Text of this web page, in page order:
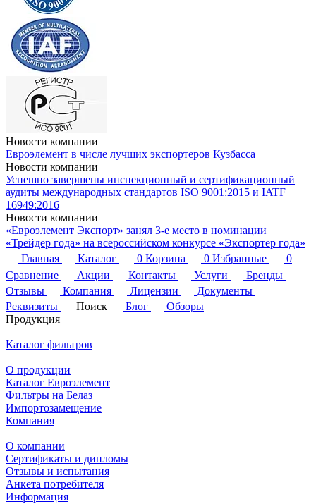
Новости компании
Евроэлемент в числе лучших экспортеров Кузбасса
Новости компании
Успешно завершены инспекционный и сертификационный
аудиты международных стандартов ISO 9001:2015 и IATF
16949:2016
Новости компании
«Евроэлемент Экспорт» занял 3-е место в номинации
«Трейдер года» на всероссийском конкурсе «Экспортер года»
Главная
Каталог 0 Корзина 0 Избранные
0
Сравнение
Акции Контакты Услуги
Бренды
Отзывы
Компания Лицензии
Документы
Реквизиты
Поиск Блог
Обзоры
Продукция
Каталог фильтров
О продукции
Каталог Евроэлемент
Фильтры на Белаз
Импортозамещение
Компания
О компании
Сертификаты и дипломы
Отзывы и испытания
Анкета потребителя
Информация